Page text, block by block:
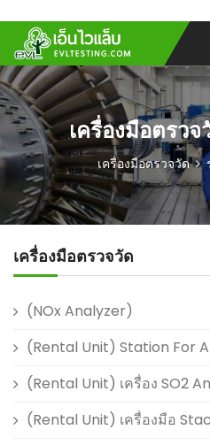
เครื่องมือตรวจ
เครื่องมือตรวจวัด
เครื่องมือตรวจวัด
(NOx Analyzer)
(Rental Unit) Station For
(Rental Unit) เครื่อง SO2
(Rental Unit) เครื่องมือ